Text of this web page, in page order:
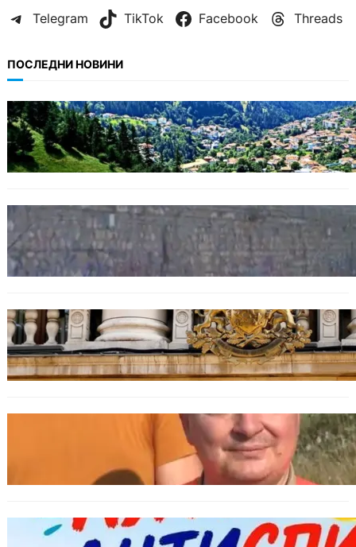
Telegram TikTok Facebook Threads
ПОСЛЕДНИ НОВИНИ
БЪЛГАРИЯ
Полицията алармира за нова схема с
фалшиви лечители и „вълшебни“ мехлеми
БЪЛГАРИЯ
Ограничават движението по улица
„Вълноломна“ във Варна
БЪЛГАРИЯ
Дрон навлезе в България край границата с
Румъния
МЗХ: Ловните билети ще могат да се
издават онлайн
БЪЛГАРИЯ